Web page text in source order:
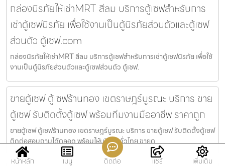
กล่องนิรภัยให้เช่าMRT สีลม บริการตู้เซฟสำหรับการ
เช่าตู้เซฟนิรภัย เพื่อใช้งานเป็นตู้นิรภัยส่วนตัวและตู้เซฟ
ส่วนตัว ตู้เซฟ.com
กล่องนิรภัยให้เช่าMRT สีลม บริการตู้เซฟสำหรับการเช่าตู้เซฟนิรภัย เพื่อใช้
งานเป็นตู้นิรภัยส่วนตัวและตู้เซฟส่วนตัว ตู้เซฟ.
ขายตู้เซฟ ตู้เซฟร้านทอง เขตราษฎร์บูรณะ บริการ ขาย
ตู้เซฟ รับติดตั้งตู้เซฟ พร้อมทีมงานมืออาชีพ ราคาถูก
ขายตู้เซฟ ตู้เซฟร้านทอง เขตราษฎร์บูรณะ บริการ ขายตู้เซฟ รับติดตั้งตู้เซฟ
ติดต่อสอบถามได้ตลอด พร้อมให้บริการทั่วไทย ขายตู
หน้าหลัก เมนู ติดต่อ แชร์ เพิ่มเติม